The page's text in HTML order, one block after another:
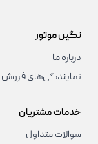
نگین موتور
درباره ما
نمایندگی‌های فروش
خدمات مشتریان
سوالات متداول